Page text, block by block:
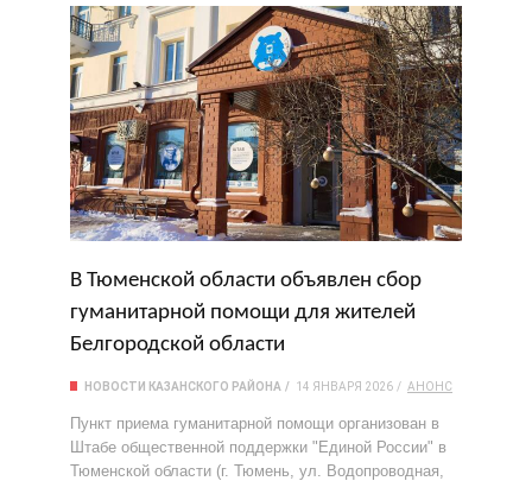
В Тюменской области объявлен сбор
гуманитарной помощи для жителей
Белгородской области
НОВОСТИ КАЗАНСКОГО РАЙОНА 14 ЯНВАРЯ 2026 АНОНС
Пункт приема гуманитарной помощи организован в
Штабе общественной поддержки "Единой России" в
Тюменской области (г. Тюмень, ул. Водопроводная,